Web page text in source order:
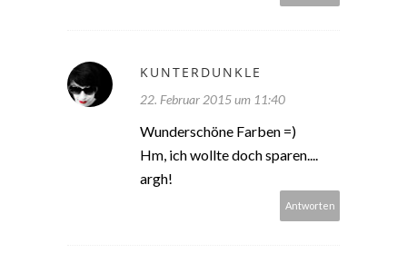
KUNTERDUNKLE
22. Februar 2015 um 11:40
Wunderschöne Farben =)
Hm, ich wollte doch sparen....
argh!
Antworten